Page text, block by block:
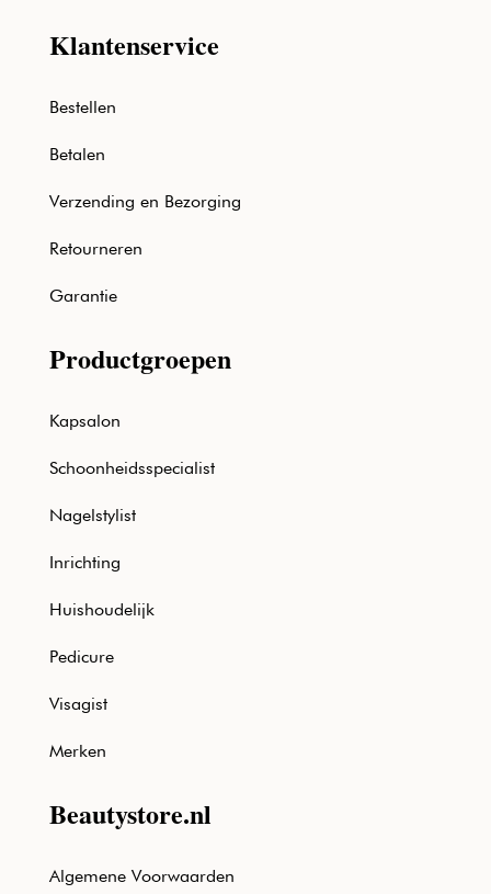
Klantenservice
Bestellen
Betalen
Verzending en Bezorging
Retourneren
Garantie
Productgroepen
Kapsalon
Schoonheidsspecialist
Nagelstylist
Inrichting
Huishoudelijk
Pedicure
Visagist
Merken
Beautystore.nl
Algemene Voorwaarden